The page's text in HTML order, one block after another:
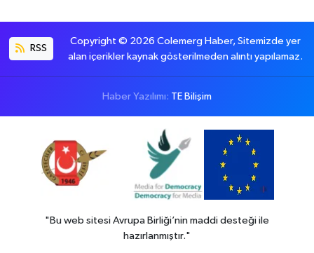
RSS
Copyright © 2026 Colemerg Haber, Sitemizde yer
alan içerikler kaynak gösterilmeden alıntı yapılamaz.
Haber Yazılımı: TE Bilişim
"Bu web sitesi Avrupa Birliği’nin maddi desteği ile
hazırlanmıştır."